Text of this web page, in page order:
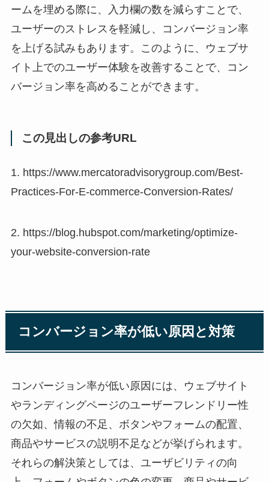
ームを埋める際に、入力欄の数を減らすことで、
ユーザーのストレスを軽減し、コンバージョン率
を上げる試みもあります。このように、ウェブサ
イト上でのユーザー体験を改善することで、コン
バージョン率を高めることができます。
この見出しの参考URL
1. https://www.mercatoradvisorygroup.com/Best-
Practices-For-E-commerce-Conversion-Rates/
2. https://blog.hubspot.com/marketing/optimize-
your-website-conversion-rate
コンバージョン率が低い原因と対策
コンバージョン率が低い原因には、ウェブサイト
やランディングページのユーザーフレンドリー性
の欠如、情報の不足、ボタンやフォームの配置、
商品やサービスの説明不足などが挙げられます。
それらの解決策としては、ユーザビリティの向